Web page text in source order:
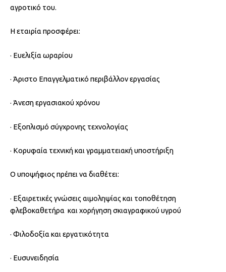
αγροτικό του.
Η εταιρία προσφέρει:
· Ευελιξία ωραρίου
· Άριστο Επαγγελματικό περιβάλλον εργασίας
· Άνεση εργασιακού χρόνου
· Εξοπλισμό σύγχρονης τεχνολογίας
· Κορυφαία τεχνική και γραμματειακή υποστήριξη
Ο υποψήφιος πρέπει να διαθέτει:
· Εξαιρετικές γνώσεις αιμοληψίας και τοποθέτηση
φλεβοκαθετήρα και χορήγηση σκιαγραφικού υγρού
· Φιλοδοξία και εργατικότητα
· Ευσυνειδησία